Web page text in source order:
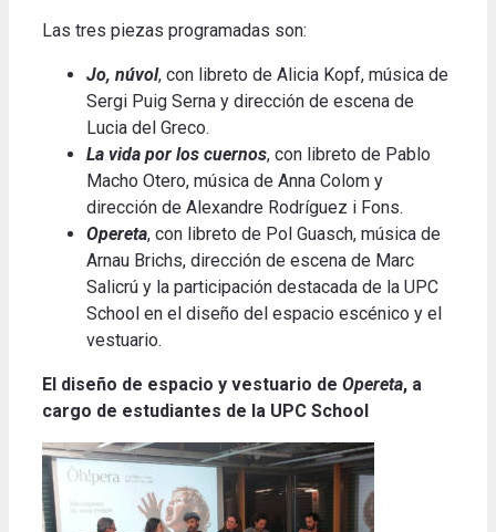
Las tres piezas programadas son:
Jo, núvol, con libreto de Alicia Kopf, música de
Sergi Puig Serna y dirección de escena de
Lucia del Greco.
La vida por los cuernos, con libreto de Pablo
Macho Otero, música de Anna Colom y
dirección de Alexandre Rodríguez i Fons.
Opereta, con libreto de Pol Guasch, música de
Arnau Brichs, dirección de escena de Marc
Salicrú y la participación destacada de la UPC
School en el diseño del espacio escénico y el
vestuario.
El diseño de espacio y vestuario de Opereta, a
cargo de estudiantes de la UPC School